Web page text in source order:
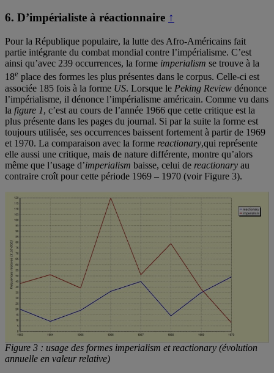
6. D’impérialiste à réactionnaire ↑
Pour la République populaire, la lutte des Afro-Américains fait
partie intégrante du combat mondial contre l’impérialisme. C’est
ainsi qu’avec 239 occurrences, la forme imperialism se trouve à la
18e place des formes les plus présentes dans le corpus. Celle-ci est
associée 185 fois à la forme US. Lorsque le Peking Review dénonce
l’impérialisme, il dénonce l’impérialisme américain. Comme vu dans
la figure 1, c’est au cours de l’année 1966 que cette critique est la
plus présente dans les pages du journal. Si par la suite la forme est
toujours utilisée, ses occurrences baissent fortement à partir de 1969
et 1970. La comparaison avec la forme reactionary,qui représente
elle aussi une critique, mais de nature différente, montre qu’alors
même que l’usage d’imperialism baisse, celui de reactionary au
contraire croît pour cette période 1969 – 1970 (voir Figure 3).
Figure 3 : usage des formes imperialism et reactionary (évolution
annuelle en valeur relative)